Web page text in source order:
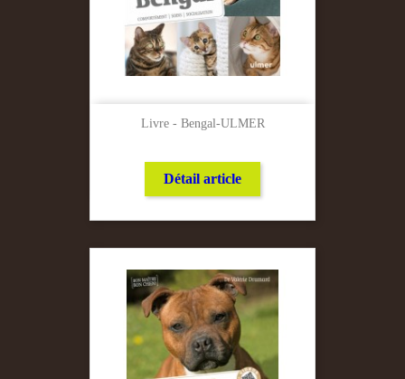
Livre - Bengal-ULMER
Détail article